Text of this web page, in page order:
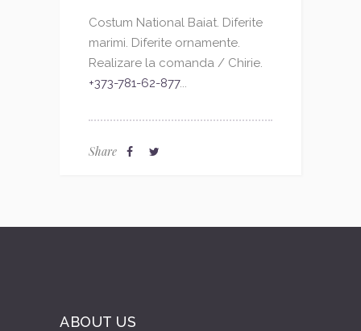
Costum National Baiat. Diferite
marimi. Diferite ornamente.
Realizare la comanda / Chirie.
+373-781-62-877...
Share
ABOUT US